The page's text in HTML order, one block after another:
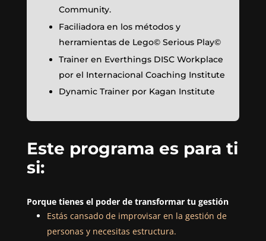
Community.
Faciliadora en los métodos y
herramientas de Lego© Serious Play©
Trainer en Everthings DISC Workplace
por el Internacional Coaching Institute
Dynamic Trainer por Kagan Institute
Este programa es para ti
si:
Porque tienes el poder de transformar tu gestión
Estás cansado de improvisar en la gestión de
personas y necesitas estructura.